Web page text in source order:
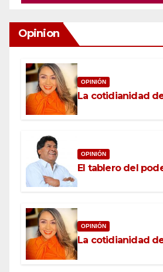
Opinion
OPINIÓN
La cotidianidad
OPINIÓN
El tablero del
OPINIÓN
La cotidianidad